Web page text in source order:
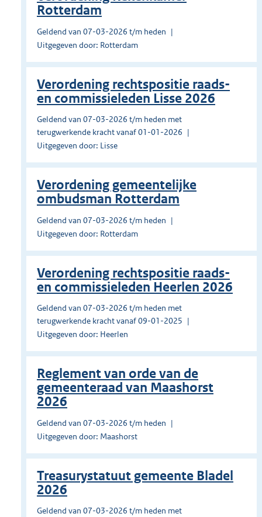
Rotterdam
Geldend van 07-03-2026 t/m heden
Uitgegeven door: Rotterdam
Verordening rechtspositie raads-
en commissieleden Lisse 2026
Geldend van 07-03-2026 t/m heden met
terugwerkende kracht vanaf 01-01-2026
Uitgegeven door: Lisse
Verordening gemeentelijke
ombudsman Rotterdam
Geldend van 07-03-2026 t/m heden
Uitgegeven door: Rotterdam
Verordening rechtspositie raads-
en commissieleden Heerlen 2026
Geldend van 07-03-2026 t/m heden met
terugwerkende kracht vanaf 09-01-2025
Uitgegeven door: Heerlen
Reglement van orde van de
gemeenteraad van Maashorst
2026
Geldend van 07-03-2026 t/m heden
Uitgegeven door: Maashorst
Treasurystatuut gemeente Bladel
2026
Geldend van 07-03-2026 t/m heden met